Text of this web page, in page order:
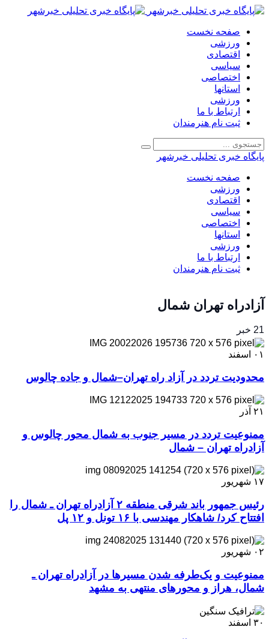
صفحه نخست
ورزشی
اقتصادی
سیاسی
اختصاصی
استانها
ورزشی
ارتباط با ما
ثبت نام هنرمندان
پایگاه خبری تحلیلی خبرشهر
صفحه نخست
ورزشی
اقتصادی
سیاسی
اختصاصی
استانها
ورزشی
ارتباط با ما
ثبت نام هنرمندان
آزادراه تهران شمال
21 خبر
۰۱ اسفند
محدودیت تردد در آزاد راه تهران–شمال و جاده چالوس
۲۱ آذر
ممنوعیت تردد در مسیر جنوب به شمال محور چالوس و
آزادراه تهران – شمال
۱۷ شهریور
رئیس جمهور باند شرقی منطقه ۲ آزادراه تهران ـ شمال را
افتتاح کرد/ شاهکار مهندسی با ۱۶ تونل و ۱۲ پل
۰۲ شهریور
ممنوعیت و یک‌طرفه شدن مسیر‌ها در آزادراه تهران ـ
شمال، هراز و محور‌های منتهی به مشهد
۳۰ اسفند